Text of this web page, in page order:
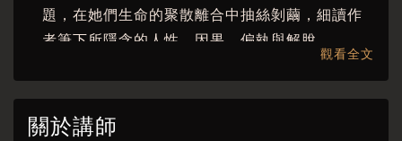
題，在她們生命的聚散離合中抽絲剝繭，細讀作
者筆下所隱含的人性、因果、偏執與解脫。
平兒、尤二姐的身世與個性命運的安排
觀看全文
關於講師